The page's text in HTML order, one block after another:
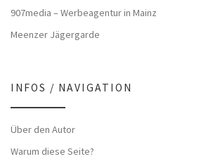
907media – Werbeagentur in Mainz
Meenzer Jägergarde
INFOS / NAVIGATION
Über den Autor
Warum diese Seite?